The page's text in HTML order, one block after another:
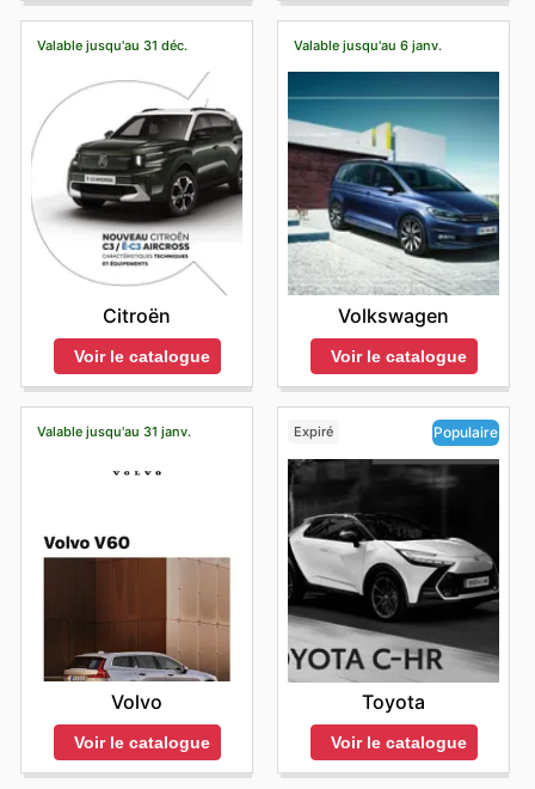
Valable jusqu'au 31 déc.
Citroën
Voir le catalogue
Valable jusqu'au 6 janv.
Volkswagen
Voir le catalogue
Valable jusqu'au 31 janv.
Volvo
Voir le catalogue
Expiré Populaire
Toyota
Voir le catalogue